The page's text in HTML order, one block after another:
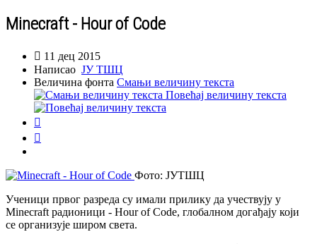
Minecraft - Hour of Code
 11 дец 2015
Написао ЈУ ТШЦ
Величина фонта Смањи величину текста
Повећај величину текста


Фото: ЈУТШЦ
Ученици првог разреда су имали прилику да учествују у
Minecraft радионици - Hour of Code, глобалном догађају који
се организује широм света.